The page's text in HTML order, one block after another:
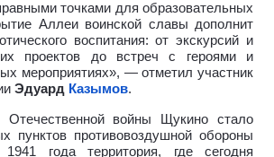
точками для образовательных
Аллеи воинской славы дополнит
воспитания: от экскурсий и
проектов до встреч с героями и
мероприятиях», — отметил участник
Эдуард Казымов.
войны Щукино стало
пунктов противовоздушной обороны
года территория, где сегодня